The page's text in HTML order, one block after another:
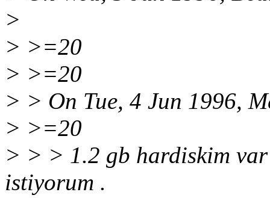
>
> >=20
> >=20
> > On Tue, 4 Jun 1996,
> >=20
> > > 1.2 gb hardiskim
istiyorum .